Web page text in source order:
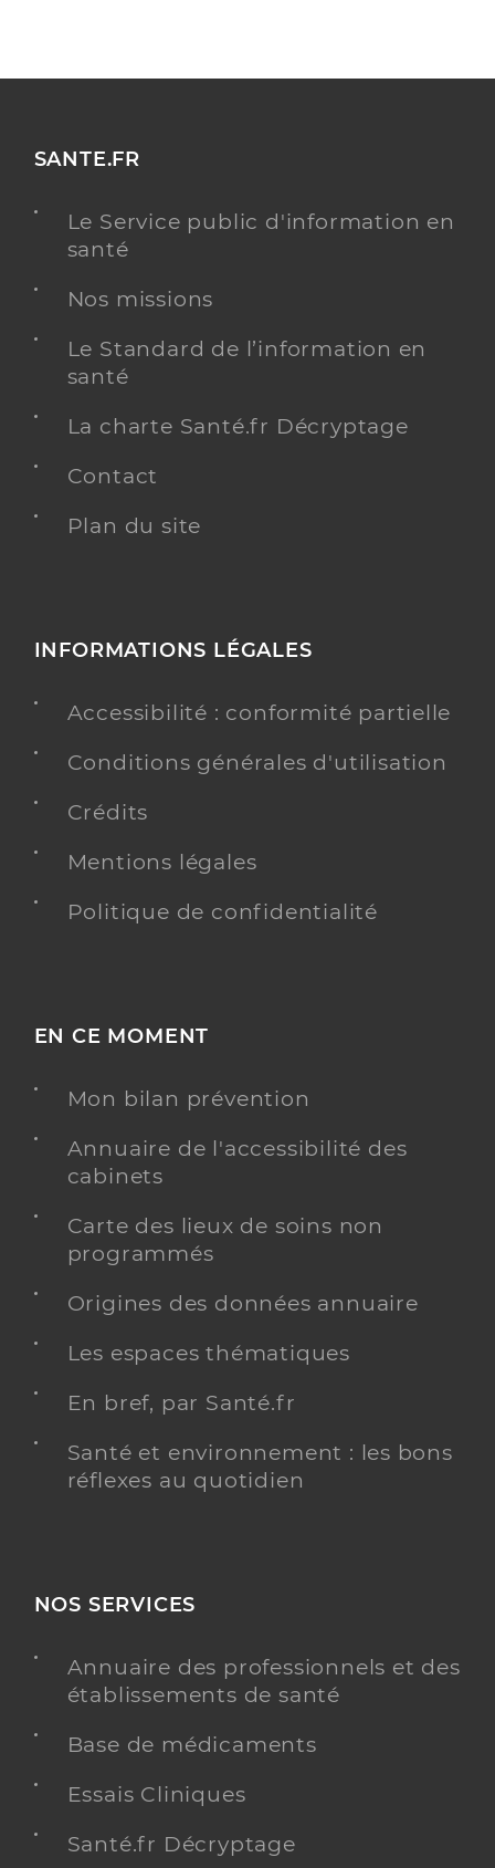
SANTE.FR
Le Service public d'information en
santé
Nos missions
Le Standard de l’information en
santé
La charte Santé.fr Décryptage
Contact
Plan du site
INFORMATIONS LÉGALES
Accessibilité : conformité partielle
Conditions générales d'utilisation
Crédits
Mentions légales
Politique de confidentialité
EN CE MOMENT
Mon bilan prévention
Annuaire de l'accessibilité des
cabinets
Carte des lieux de soins non
programmés
Origines des données annuaire
Les espaces thématiques
En bref, par Santé.fr
Santé et environnement : les bons
réflexes au quotidien
NOS SERVICES
Annuaire des professionnels et des
établissements de santé
Base de médicaments
Essais Cliniques
Santé.fr Décryptage